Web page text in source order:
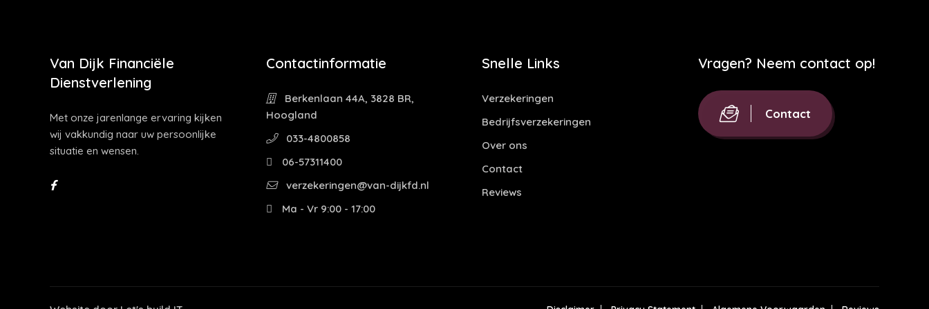
Van Dijk Financiële
Dienstverlening
Met onze jarenlange ervaring kijken
wij vakkundig naar uw persoonlijke
situatie en wensen.
Contactinformatie
Berkenlaan 44A, 3828 BR,
Hoogland
033-4800858
06-57311400
verzekeringen@van-dijkfd.nl
Ma - Vr 9:00 - 17:00
Snelle Links
Verzekeringen
Bedrijfsverzekeringen
Over ons
Contact
Reviews
Vragen? Neem contact op!
Contact